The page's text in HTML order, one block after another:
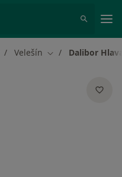
Velešín Změna města
Dalibor